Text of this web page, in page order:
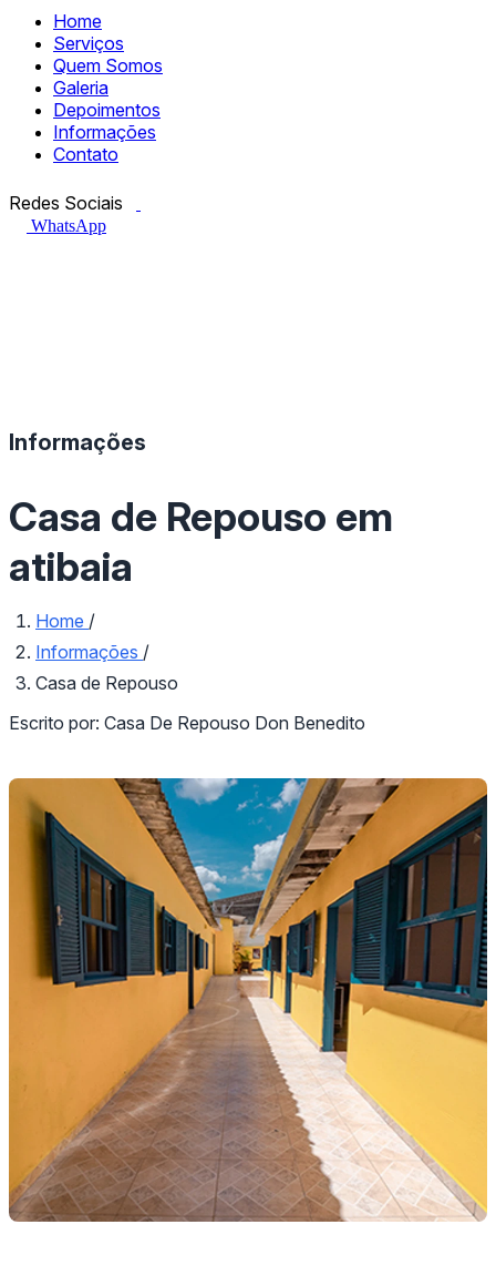
Home
Serviços
Quem Somos
Galeria
Depoimentos
Informações
Contato
Redes Sociais
WhatsApp
Informações
Casa de Repouso em
atibaia
Home /
Informações /
Casa de Repouso
Escrito por: Casa De Repouso Don Benedito